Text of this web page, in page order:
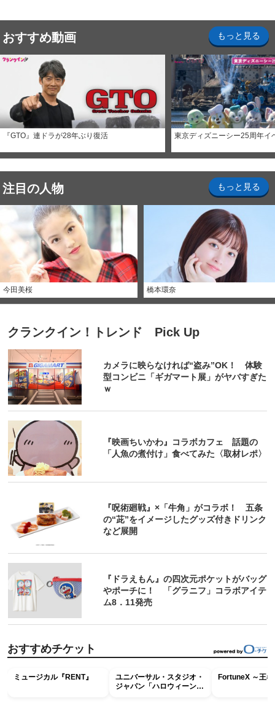
おすすめ動画 もっと見る
『GTO』連ドラが28年ぶり復活 東京ディズニーシー25周年イ
注目の人物 もっと見る
今田美桜 橋本環奈
クランクイン！トレンド Pick Up
カメラに映らなければ“盗み”OK！ 体験
型コンビニ「ギガマート展」がヤバすぎた
ｗ
『映画ちいかわ』コラボカフェ 話題の
「人魚の煮付け」食べてみた〈取材レポ〉
『呪術廻戦』×「牛角」がコラボ！ 五条
の“茈”をイメージしたグッズ付きドリンク
など展開
『ドラえもん』の四次元ポケットがバッグ
やポーチに！ 「グラニフ」コラボアイテ
ム8．11発売
おすすめチケット
ミュージカル『RENT』
ユニバーサル・スタジオ・
ジャパン「ハロウィーン・
FortuneX ～王